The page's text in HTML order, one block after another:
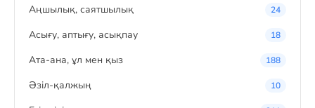
Аңшылық, саятшылық 24
Асығу, аптығу, асықпау 18
Ата-ана, ұл мен қыз 188
Әзіл-қалжың 10